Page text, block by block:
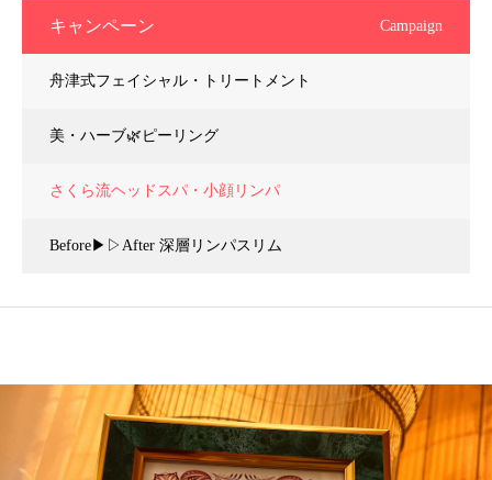
キャンペーン Campaign
舟津式フェイシャル・トリートメント
美・ハーブ🌿ピーリング
さくら流ヘッドスパ・小顔リンパ
Before▶︎▷After 深層リンパスリム